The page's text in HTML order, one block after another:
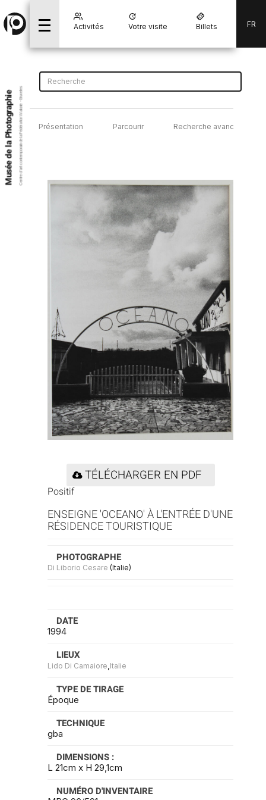
Musée de la PhotographieCentre d’art contemporain de la Fédération Wallonie - Bruxelles
Activités Votre visite Billets FR
Présentation Parcourir Recherche avancée
TÉLÉCHARGER EN PDF
Positif
ENSEIGNE 'OCEANO' À L'ENTRÉE D'UNE
RÉSIDENCE TOURISTIQUE
PHOTOGRAPHE
Di Liborio Cesare (Italie)
DATE
1994
LIEUX
Lido Di Camaiore,Italie
TYPE DE TIRAGE
Époque
TECHNIQUE
gba
DIMENSIONS :
L 21cm x H 29,1cm
NUMÉRO D'INVENTAIRE